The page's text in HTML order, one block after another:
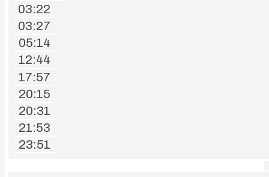
03:22
03:27
05:14
12:44
17:57
20:15
20:31
21:53
23:51